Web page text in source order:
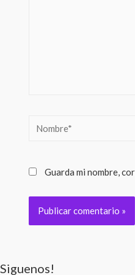
Nombre*
Guarda mi nombre,
Siguenos!